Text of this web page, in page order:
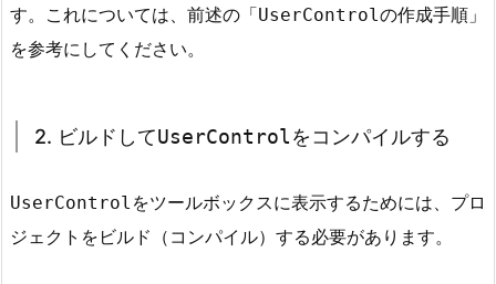
を
ル
ス
す。これについては、前述の「UserControlの作成手順」
を参考にしてください。
2. ビルドしてUserControlをコンパイルする
UserControl をツールボックスに表示するためには、プロ
ジェクトをビルド（コンパイル）する必要があります。